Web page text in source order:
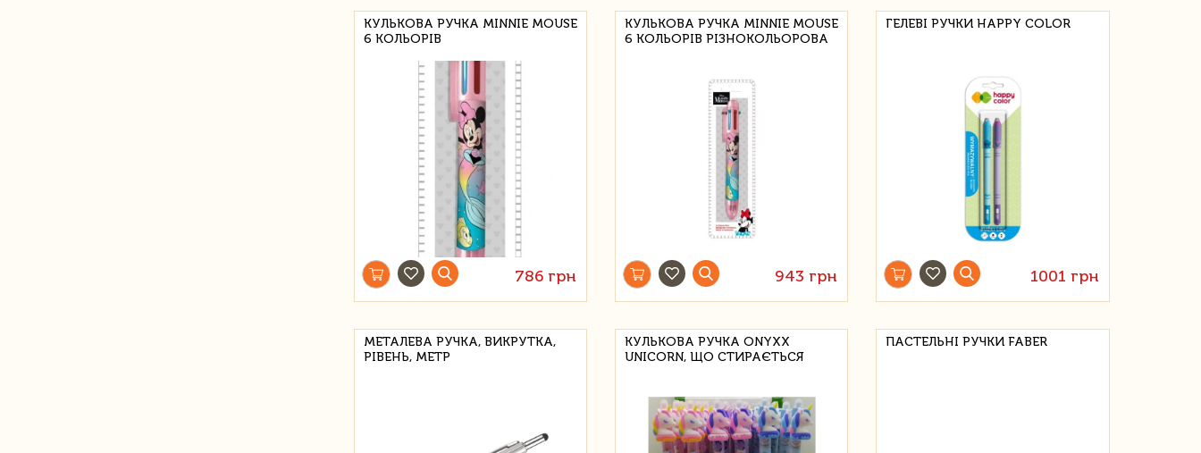
КУЛЬКОВА РУЧКА MINNIE MOUSE
6 КОЛЬОРІВ
786 грн
КУЛЬКОВА РУЧКА MINNIE MOUSE
6 КОЛЬОРІВ РІЗНОКОЛЬОРОВА
943 грн
ГЕЛЕВІ РУЧКИ HAPPY COLOR
1001 грн
МЕТАЛЕВА РУЧКА, ВИКРУТКА,
РІВЕНЬ, МЕТР
КУЛЬКОВА РУЧКА ONYXX
UNICORN, ЩО СТИРАЄТЬСЯ
ПАСТЕЛЬНІ РУЧКИ FABER